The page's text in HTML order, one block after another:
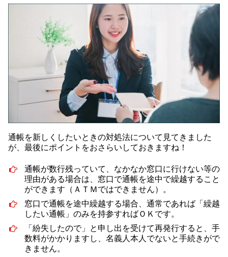
通帳を新しくしたいときの対処法について見てきました
が、最後にポイントをおさらいしておきますね！
通帳が数行残っていて、なかなか窓口に行けない等の
理由がある場合は、窓口で通帳を途中で繰越すること
ができます（ＡＴＭではできません）。
窓口で通帳を途中繰越する場合、通常であれば「繰越
したい通帳」のみを持参すればＯＫです。
「紛失したので」と申し出を受けて再発行すると、手
数料がかかりますし、名義人本人でないと手続きがで
きません。